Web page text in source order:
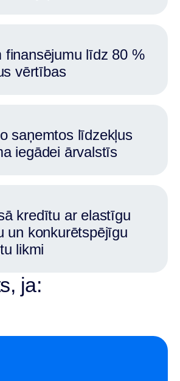
finansējumu līdz 80 %
vērtības
saņemtos līdzekļus
iegādei ārvalstīs
kredītu ar elastīgu
un konkurētspējīgu
likmi
ja: